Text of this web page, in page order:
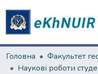
Головна